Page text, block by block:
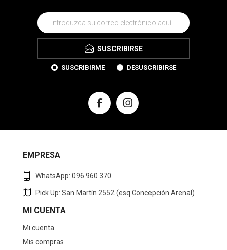
SUSCRIBIRSE
SUSCRIBIRME DESUSCRIBIRSE
EMPRESA
WhatsApp: 096 960 370
Pick Up: San Martín 2552 (esq Concepción Arenal)
MI CUENTA
Mi cuenta
Mis compras